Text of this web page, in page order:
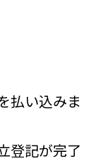
払い込みま
登記が完了